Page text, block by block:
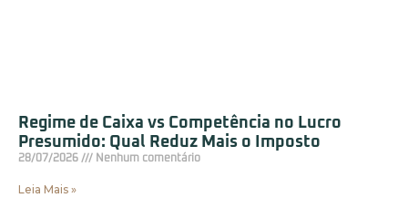
Regime de Caixa vs Competência no Lucro
Presumido: Qual Reduz Mais o Imposto
28/07/2026 Nenhum comentário
Leia Mais »